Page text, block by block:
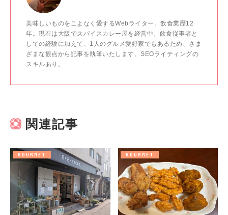
美味しいものをこよなく愛するWebライター。飲食業歴12
年。現在は大阪でスパイスカレー屋を経営中。飲食従事者と
しての経験に加えて、1人のグルメ愛好家でもあるため、さま
ざまな観点から記事を執筆いたします。SEOライティングの
スキルあり。
関連記事
GOURMET GOURMET